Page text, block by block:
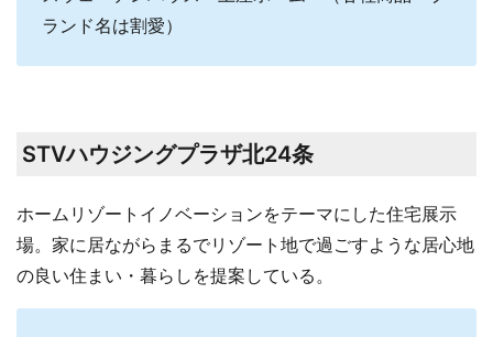
ランド名は割愛）
STVハウジングプラザ北24条
ホームリゾートイノベーションをテーマにした住宅展示
場。家に居ながらまるでリゾート地で過ごすような居心地
の良い住まい・暮らしを提案している。